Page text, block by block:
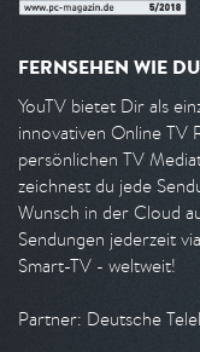
FERNSEHEN WIE
YouTV bietet Dir als
innovativen Online TV
persönlichen TV
zeichnest du jede
Wunsch in der Cloud
Sendungen jederzeit
Smart-TV - weltweit!
Partner: Deutsche